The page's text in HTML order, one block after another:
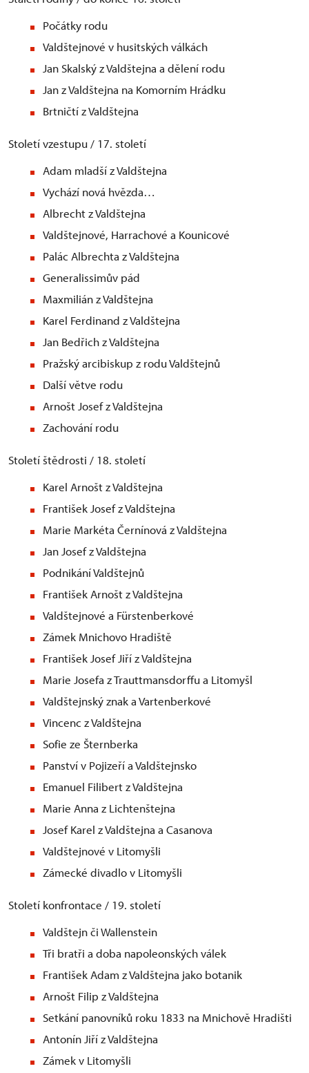
Počátky rodu
Valdštejnové v husitských válkách
Jan Skalský z Valdštejna a dělení rodu
Jan z Valdštejna na Komorním Hrádku
Brtničtí z Valdštejna
Století vzestupu / 17. století
Adam mladší z Valdštejna
Vychází nová hvězda…
Albrecht z Valdštejna
Valdštejnové, Harrachové a Kounicové
Palác Albrechta z Valdštejna
Generalissimův pád
Maxmilián z Valdštejna
Karel Ferdinand z Valdštejna
Jan Bedřich z Valdštejna
Pražský arcibiskup z rodu Valdštejnů
Další větve rodu
Arnošt Josef z Valdštejna
Zachování rodu
Století štědrosti / 18. století
Karel Arnošt z Valdštejna
František Josef z Valdštejna
Marie Markéta Černínová z Valdštejna
Jan Josef z Valdštejna
Podnikání Valdštejnů
František Arnošt z Valdštejna
Valdštejnové a Fürstenberkové
Zámek Mnichovo Hradiště
František Josef Jiří z Valdštejna
Marie Josefa z Trauttmansdorffu a Litomyšl
Valdštejnský znak a Vartenberkové
Vincenc z Valdštejna
Sofie ze Šternberka
Panství v Pojizeří a Valdštejnsko
Emanuel Filibert z Valdštejna
Marie Anna z Lichtenštejna
Josef Karel z Valdštejna a Casanova
Valdštejnové v Litomyšli
Zámecké divadlo v Litomyšli
Století konfrontace / 19. století
Valdštejn či Wallenstein
Tři bratři a doba napoleonských válek
František Adam z Valdštejna jako botanik
Arnošt Filip z Valdštejna
Setkání panovníků roku 1833 na Mnichově Hradišti
Antonín Jiří z Valdštejna
Zámek v Litomyšli